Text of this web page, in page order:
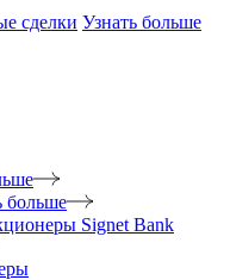
сделки Узнать больше
больше
Signet Bank